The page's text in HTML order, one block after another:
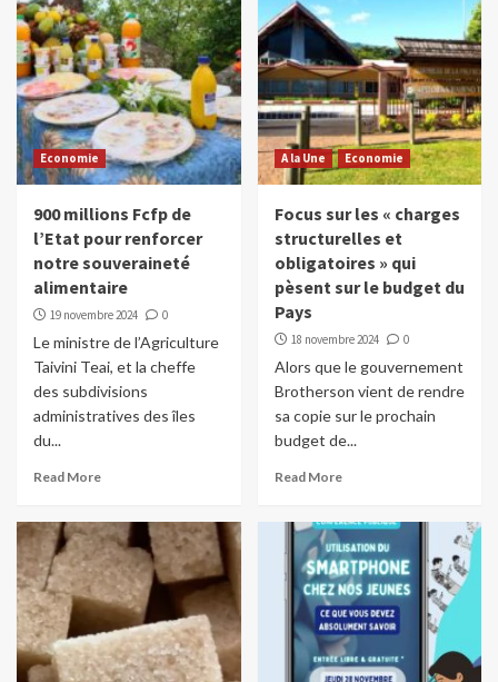
Economie
900 millions Fcfp de
l’Etat pour renforcer
notre souveraineté
alimentaire
19 novembre 2024 0
Le ministre de l’Agriculture
Taivini Teai, et la cheffe
des subdivisions
administratives des îles
du...
Read More
A la Une Economie
Focus sur les « charges
structurelles et
obligatoires » qui
pèsent sur le budget du
Pays
18 novembre 2024 0
Alors que le gouvernement
Brotherson vient de rendre
sa copie sur le prochain
budget de...
Read More